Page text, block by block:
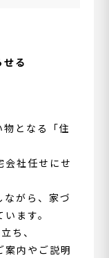
る
となる「住
会社任せにせ
ながら、家づ
ます。
ち、
案内やご説明